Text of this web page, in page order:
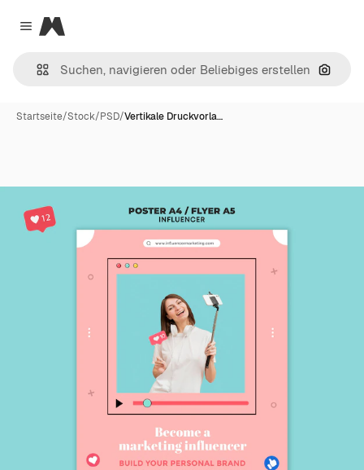
Close menu
Magnific
Nach
Startseite/Stock/PSD/Vertikale Druckvorla…